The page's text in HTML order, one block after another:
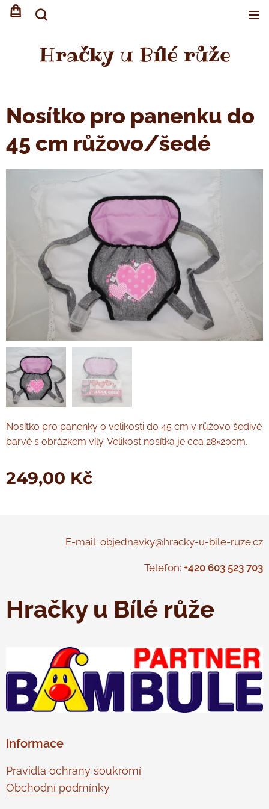
Hračky u Bílé růže
Nosítko pro panenku do
45 cm růžovo/šedé
Nosítko pro panenky o velikosti do 45 cm v růžovo šedivé
barvě s obrázkem víly. Velikost nosítka je cca 28×20cm.
249,00 Kč
E-mail: objednavky@hracky-u-bile-ruze.cz
Telefon: +420 603 523 703
Hračky u Bílé růže
Informace
Pravidla ochrany soukromí
Obchodní podmínky